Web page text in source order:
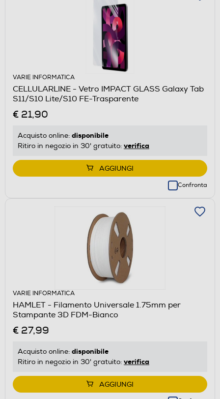
VARIE INFORMATICA
CELLULARLINE - Vetro IMPACT GLASS Galaxy Tab
S11/S10 Lite/S10 FE-Trasparente
€ 21,90
Acquisto online: disponibile
Ritiro in negozio in 30' gratuito: verifica
AGGIUNGI
Confronta
VARIE INFORMATICA
HAMLET - Filamento Universale 1.75mm per
Stampante 3D FDM-Bianco
€ 27,99
Acquisto online: disponibile
Ritiro in negozio in 30' gratuito: verifica
AGGIUNGI